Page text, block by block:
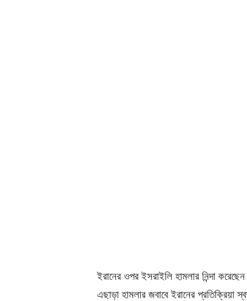
ইরানের ওপর ইসরাইলি হামলার নিন্দা
এছাড়া হামলার জবাবে ইরানের প্রতিক্রিয়া